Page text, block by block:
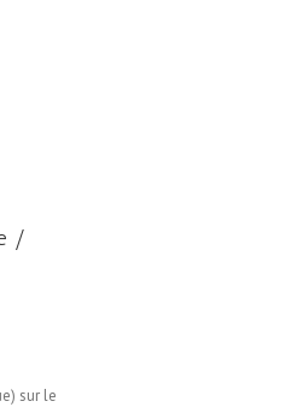
/
sur le